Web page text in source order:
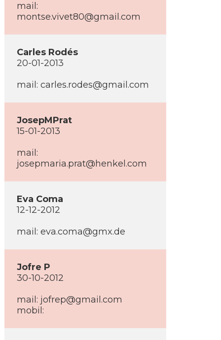
mail:
montse.vivet80@gmail.com
Carles Rodés
20-01-2013
mail: carles.rodes@gmail.com
JosepMPrat
15-01-2013
mail:
josepmaria.prat@henkel.com
Eva Coma
12-12-2012
mail: eva.coma@gmx.de
Jofre P
30-10-2012
mail: jofrep@gmail.com
mobil: